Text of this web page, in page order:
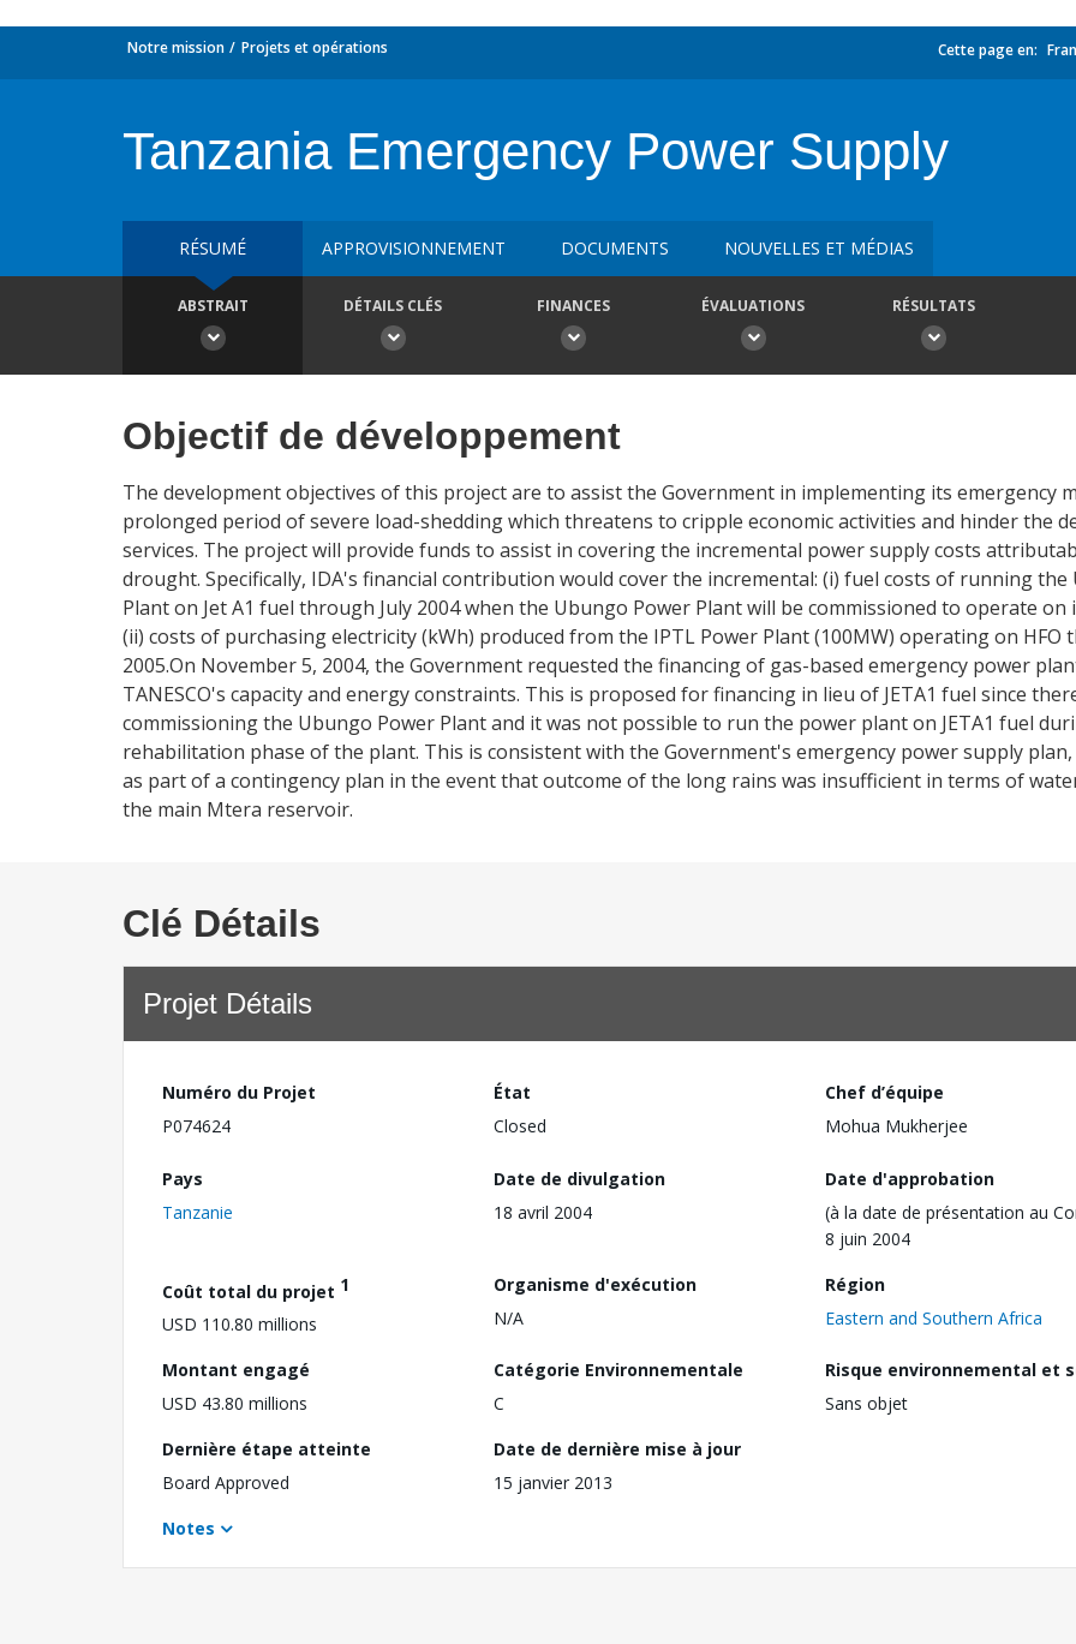
Notre mission Projets et opérations Cette page en:
Tanzania Emergency Power Supply
RÉSUMÉ APPROVISIONNEMENT DOCUMENTS NOUVELLES ET MÉDIAS
ABSTRAIT DÉTAILS CLÉS FINANCES ÉVALUATIONS RÉSULTATS
Objectif de développement
The development objectives of this project are to assist the Government in implementing its emergency
prolonged period of severe load-shedding which threatens to cripple economic activities and hinder the
services. The project will provide funds to assist in covering the incremental power supply costs
drought. Specifically, IDA's financial contribution would cover the incremental: (i) fuel costs of running
Plant on Jet A1 fuel through July 2004 when the Ubungo Power Plant will be commissioned to operate on
(ii) costs of purchasing electricity (kWh) produced from the IPTL Power Plant (100MW) operating on HFO
2005.On November 5, 2004, the Government requested the financing of gas-based emergency power
TANESCO's capacity and energy constraints. This is proposed for financing in lieu of JETA1 fuel since
commissioning the Ubungo Power Plant and it was not possible to run the power plant on JETA1 fuel
rehabilitation phase of the plant. This is consistent with the Government's emergency power supply plan,
as part of a contingency plan in the event that outcome of the long rains was insufficient in terms of
the main Mtera reservoir.
Clé Détails
Projet Détails
Numéro du Projet
P074624
État
Closed
Chef d’équipe
Mohua Mukherjee
Pays
Tanzanie
Date de divulgation
18 avril 2004
Date d'approbation
(à la date de présentation au
8 juin 2004
Coût total du projet 1
USD 110.80 millions
Organisme d'exécution
N/A
Région
Eastern and Southern Africa
Montant engagé
USD 43.80 millions
Catégorie Environnementale
C
Risque environnemental et
Sans objet
Dernière étape atteinte
Board Approved
Date de dernière mise à jour
15 janvier 2013
Notes